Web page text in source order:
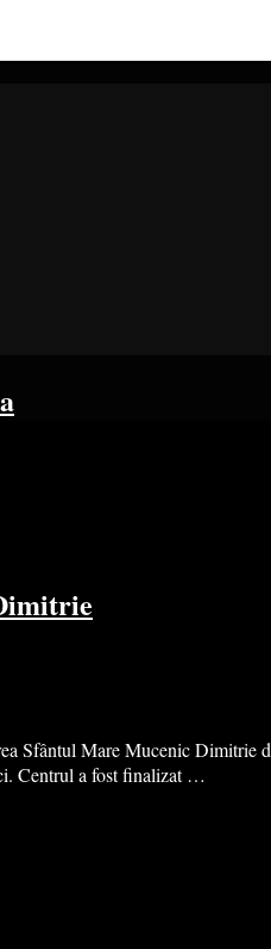
Sfântul Mare Mucenic
Centrul a fost finalizat …